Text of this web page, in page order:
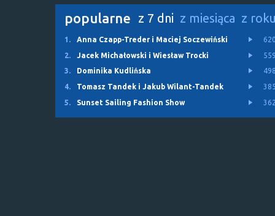
popularne z 7 dni z miesiąca z
1. Anna Czapp-Treder i Maciej Soczewiński
2.
Jacek Michałowski i Wiesław Trocki
3.
Dominika Kudlińska
4.
Tomasz Tandek i Jakub Wilant-Tandek
5.
Sunset Sailing Fashion Show